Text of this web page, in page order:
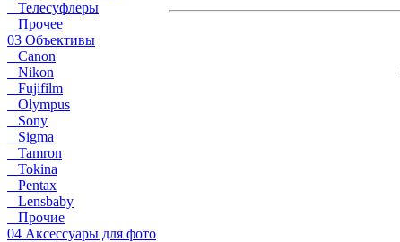
Телесуфлеры
Прочее
03 Объективы
Canon
Nikon
Fujifilm
Olympus
Sony
Sigma
Tamron
Tokina
Pentax
Lensbaby
Прочие
04 Аксессуары для фото